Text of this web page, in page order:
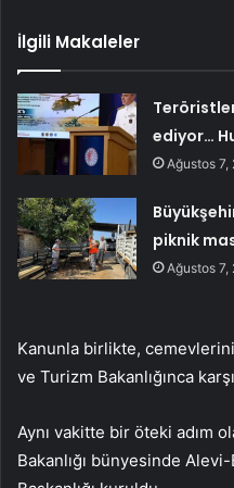
İlgili Makaleler
ediyor…
Ağustos 7,
piknik
Ağustos 7,
Kanunla birlikte,
ve Turizm Bakanlığınca
Aynı vakitte bir öteki adım
Bakanlığı bünyesinde